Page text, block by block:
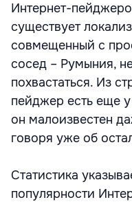
Интернет-
существует
совмещенный с
сосед – Румыния,
похвастаться. Из
пейджер есть еще
он малоизвестен
говоря уже об
Статистика
популярности